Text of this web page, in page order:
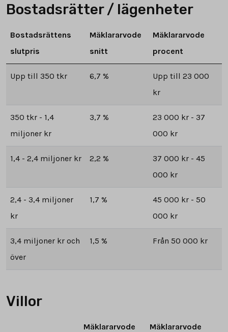
Bostadsrätter / lägenheter
Bostadsrättens
slutpris
Mäklararvode
snitt
Mäklararvode
procent
Upp till 350 tkr 6,7 %
Upp till 23 000
kr
350 tkr - 1,4
miljoner kr
3,7 %
23 000 kr - 37
000 kr
1,4 - 2,4 miljoner kr 2,2 %
37 000 kr - 45
000 kr
2,4 - 3,4 miljoner
kr
1,7 %
45 000 kr - 50
000 kr
3,4 miljoner kr och
över
1,5 % Från 50 000 kr
Villor
Mäklararvode
Mäklararvode